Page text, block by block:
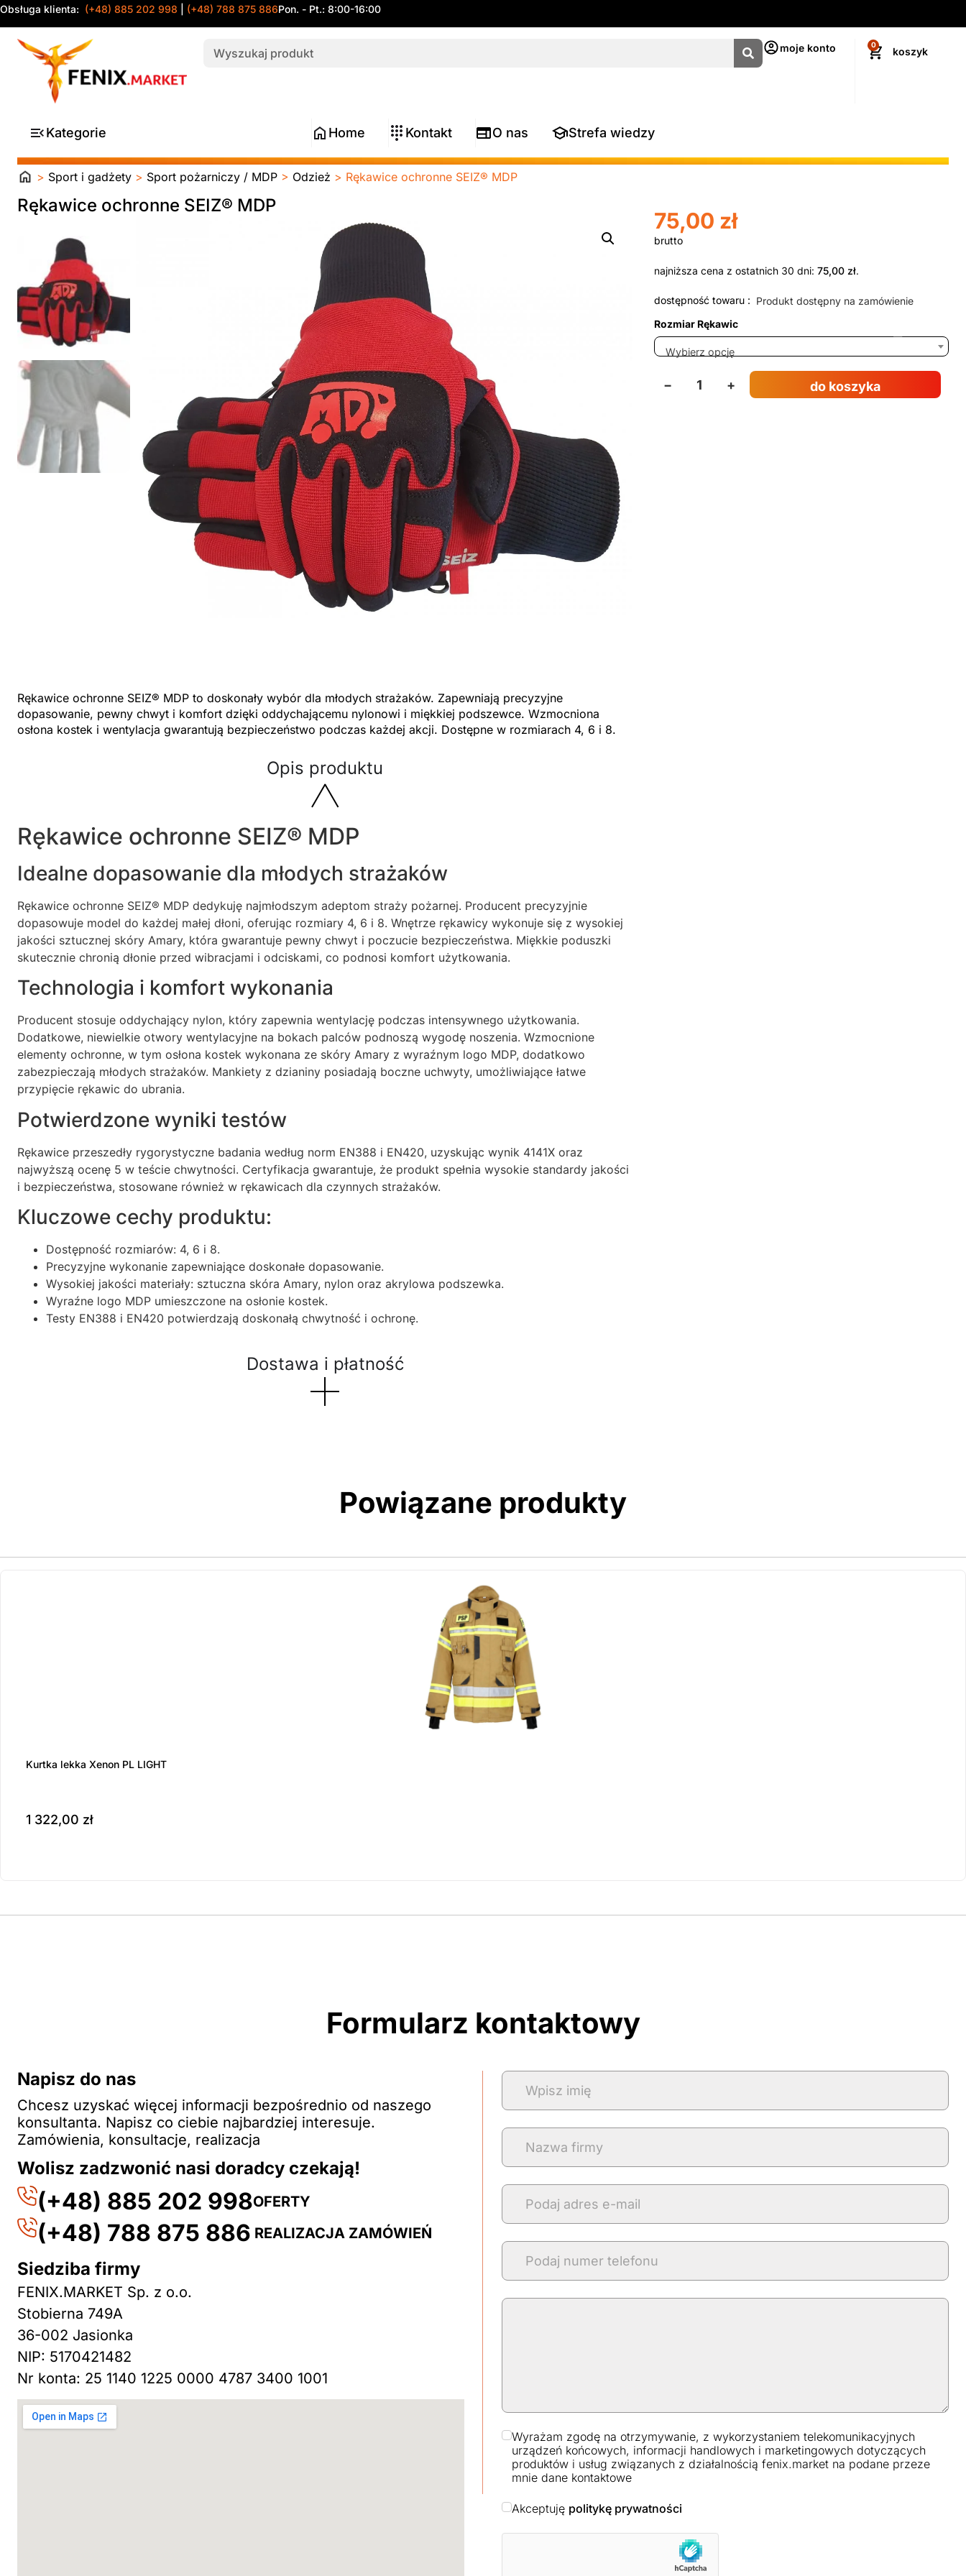
Obsługa klienta: (+48) 885 202 998 (+48) 788 875 886Pon. - Pt.: 8:00-16:00
moje konto 0
Kategorie Home Kontakt O nas Strefa wiedzy
Strona
> Sport i gadżety > Sport pożarniczy / MDP > Odzież > Rękawice ochronne SEIZ® MDP
Rękawice ochronne SEIZ® MDP
Rękawice ochronne SEIZ® MDP to doskonały wybór dla młodych strażaków. Zapewniają precyzyjne
dopasowanie, pewny chwyt i komfort dzięki oddychającemu nylonowi i miękkiej podszewce. Wzmocniona
osłona kostek i wentylacja gwarantują bezpieczeństwo podczas każdej akcji. Dostępne w rozmiarach 4, 6 i 8.
Opis produktu
Rękawice ochronne SEIZ® MDP
Idealne dopasowanie dla młodych strażaków
Rękawice ochronne SEIZ® MDP dedykuję najmłodszym adeptom straży pożarnej. Producent precyzyjnie
dopasowuje model do każdej małej dłoni, oferując rozmiary 4, 6 i 8. Wnętrze rękawicy wykonuje się z wysokiej
jakości sztucznej skóry Amary, która gwarantuje pewny chwyt i poczucie bezpieczeństwa. Miękkie poduszki
skutecznie chronią dłonie przed wibracjami i odciskami, co podnosi komfort użytkowania.
Technologia i komfort wykonania
Producent stosuje oddychający nylon, który zapewnia wentylację podczas intensywnego użytkowania.
Dodatkowe, niewielkie otwory wentylacyjne na bokach palców podnoszą wygodę noszenia. Wzmocnione
elementy ochronne, w tym osłona kostek wykonana ze skóry Amary z wyraźnym logo MDP, dodatkowo
zabezpieczają młodych strażaków. Mankiety z dzianiny posiadają boczne uchwyty, umożliwiające łatwe
przypięcie rękawic do ubrania.
Potwierdzone wyniki testów
Rękawice przeszedły rygorystyczne badania według norm EN388 i EN420, uzyskując wynik 4141X oraz
najwyższą ocenę 5 w teście chwytności. Certyfikacja gwarantuje, że produkt spełnia wysokie standardy jakości
i bezpieczeństwa, stosowane również w rękawicach dla czynnych strażaków.
Kluczowe cechy produktu:
Dostępność rozmiarów: 4, 6 i 8.
Precyzyjne wykonanie zapewniające doskonałe dopasowanie.
Wysokiej jakości materiały: sztuczna skóra Amary, nylon oraz akrylowa podszewka.
Wyraźne logo MDP umieszczone na osłonie kostek.
Testy EN388 i EN420 potwierdzają doskonałą chwytność i ochronę.
Dostawa i płatność
75,00 zł
najniższa cena z ostatnich 30 dni: 75,00 zł.
dostępność towaru : Produkt dostępny na zamówienie
Rozmiar Rękawic
Wybierz opcję
− + do koszyka
Powiązane produkty
Kurtka lekka Xenon PL LIGHT
1 322,00 zł
Formularz kontaktowy
Napisz do nas
Chcesz uzyskać więcej informacji bezpośrednio od naszego
konsultanta. Napisz co ciebie najbardziej interesuje.
Zamówienia, konsultacje, realizacja
Wolisz zadzwonić nasi doradcy czekają!
(+48) 885 202 998OFERTY
(+48) 788 875 886 REALIZACJA ZAMÓWIEŃ
Siedziba firmy
FENIX.MARKET Sp. z o.o.
Stobierna 749A
36-002 Jasionka
NIP: 5170421482
Nr konta: 25 1140 1225 0000 4787 3400 1001
Wyrażam zgodę na otrzymywanie, z wykorzystaniem telekomunikacyjnych
urządzeń końcowych, informacji handlowych i marketingowych dotyczących
produktów i usług związanych z działalnością fenix.market na podane przeze
mnie dane kontaktowe
Akceptuję politykę prywatności